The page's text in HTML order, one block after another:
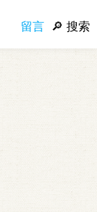
留言 搜索